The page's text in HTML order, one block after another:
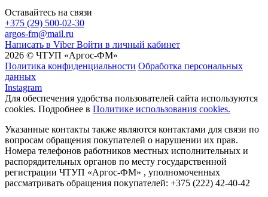
Оставайтесь на связи
+375 (29) 500-02-30
argos-fm@mail.ru
Написать в Viber Войти в личный кабинет
2026 © ЧТУП «Аргос-ФМ»
Политика конфиденциальности Обработка персональных
данных
Instagram
Для обеспечения удобства пользователей сайта используются
cookies. Подробнее в Политике использования cookies.
Указанные контакты также являются контактами для связи по
вопросам обращения покупателей о нарушении их прав.
Номера телефонов работников местных исполнительных и
распорядительных органов по месту государственной
регистрации ЧТУП «Аргос-ФМ» , уполномоченных
рассматривать обращения покупателей: +375 (222) 42-40-42